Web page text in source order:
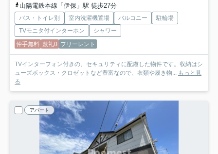
山陽電鉄本線「伊保」駅 徒歩27分
バス・トイレ別 室内洗濯機置場 バルコニー
駐輪場
TVモニタ付インターホン
シャワー
仲手無料 敷礼0 フリーレント
TVインターフォン付きの、セキュリティに配慮した物件です。収納はシ
ューズボックス・クロゼットなど豊富なので、衣類や履き物... もっと見
る
アパート